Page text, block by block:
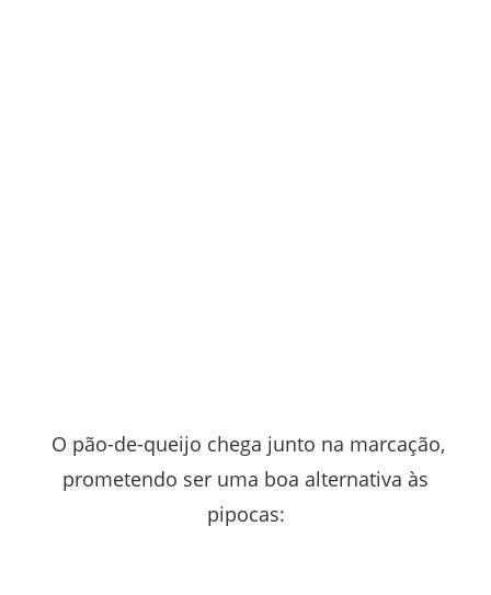
O pão-de-queijo chega junto na marcação,
prometendo ser uma boa alternativa às
pipocas: